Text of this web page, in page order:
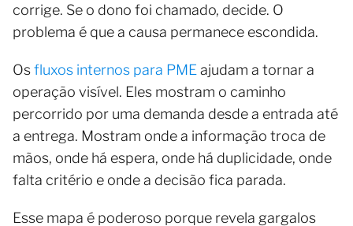
corrige. Se o dono foi chamado, decide. O
problema é que a causa permanece escondida.
Osfluxos internos para PME ajudam a tornar a
operação visível. Eles mostram o caminho
percorrido por uma demanda desde a entrada até
a entrega. Mostram onde a informação troca de
mãos, onde há espera, onde há duplicidade, onde
falta critério e onde a decisão fica parada.
Esse mapa é poderoso porque revela gargalos